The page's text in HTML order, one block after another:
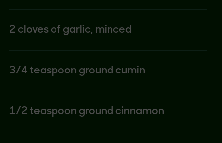
2 cloves of garlic, minced
3/4 teaspoon ground cumin
1/2 teaspoon ground cinnamon